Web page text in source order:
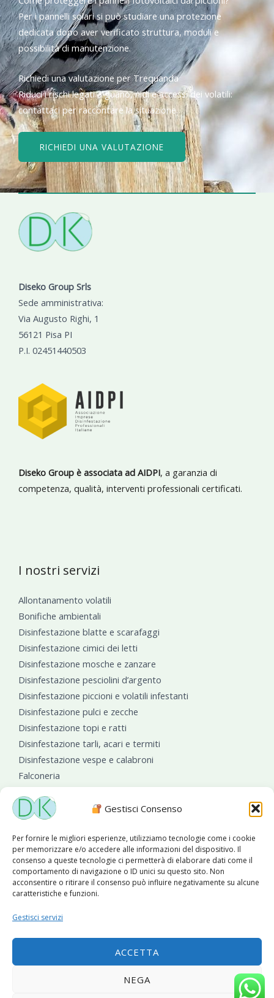
Gestisci Consenso
Per fornire le migliori esperienze, utilizziamo tecnologie come i cookie
per memorizzare e/o accedere alle informazioni del dispositivo. Il
consenso a queste tecnologie ci permetterà di elaborare dati come il
comportamento di navigazione o ID unici su questo sito. Non
acconsentire o ritirare il consenso può influire negativamente su alcune
caratteristiche e funzioni.
Gestisci servizi
ACCETTA
NEGA
Per i pannelli solari si può studiare una protezione
dedicata dopo aver verificato struttura, moduli e
possibilità di manutenzione.
Richiedi una valutazione per Trequanda
Riduci i rischi legati a guano, nidi e accessi dei volatili:
contattaci per raccontare la situazione.
RICHIEDI UNA VALUTAZIONE
Diseko Group Srls
Sede amministrativa:
Via Augusto Righi, 1
56121 Pisa PI
P.I. 02451440503
Diseko Group è associata ad AIDPI, a garanzia di
competenza, qualità, interventi professionali certificati.
I nostri servizi
Allontanamento volatili
Bonifiche ambientali
Disinfestazione blatte e scarafaggi
Disinfestazione cimici dei letti
Disinfestazione mosche e zanzare
Disinfestazione pesciolini d’argento
Disinfestazione piccioni e volatili infestanti
Disinfestazione pulci e zecche
Disinfestazione topi e ratti
Disinfestazione tarli, acari e termiti
Disinfestazione vespe e calabroni
Falconeria
Copyright © 2026 Diseko Group Srls |
|Sito web